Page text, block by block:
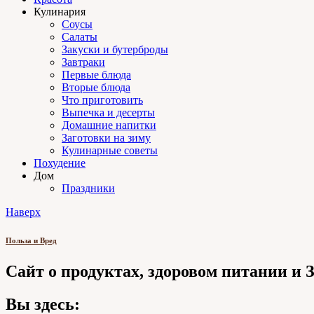
Кулинария
Соусы
Салаты
Закуски и бутерброды
Завтраки
Первые блюда
Вторые блюда
Что приготовить
Выпечка и десерты
Домашние напитки
Заготовки на зиму
Кулинарные советы
Похудение
Дом
Праздники
Наверх
Польза и Вред
Сайт о продуктах, здоровом питании
Вы здесь: